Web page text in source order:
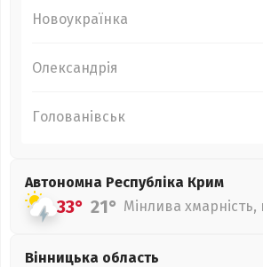
Новоукраїнка
Олександрія
Голованівськ
Автономна Республіка Крим
33° 21° Мінлива хмарність,
Вінницька область